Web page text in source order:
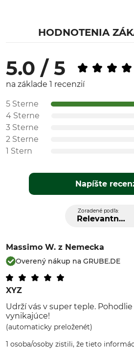
HODNOTENIA
5.0 / 5
na základe 1 recenzií
5 Sterne
4 Sterne
3 Sterne
2 Sterne
1 Stern
Napíšte
Zoradené podľa:
Relevantnosť
Massimo W. z Nemecka
Overený nákup na GRUBE.DE
XYZ
Udrží vás v super teple.
vynikajúce!
(automaticky preloženét)
1 osoba/osoby zistili, že tieto